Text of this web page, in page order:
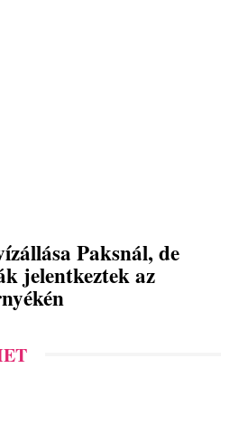
Paksnál, de
jelentkeztek az